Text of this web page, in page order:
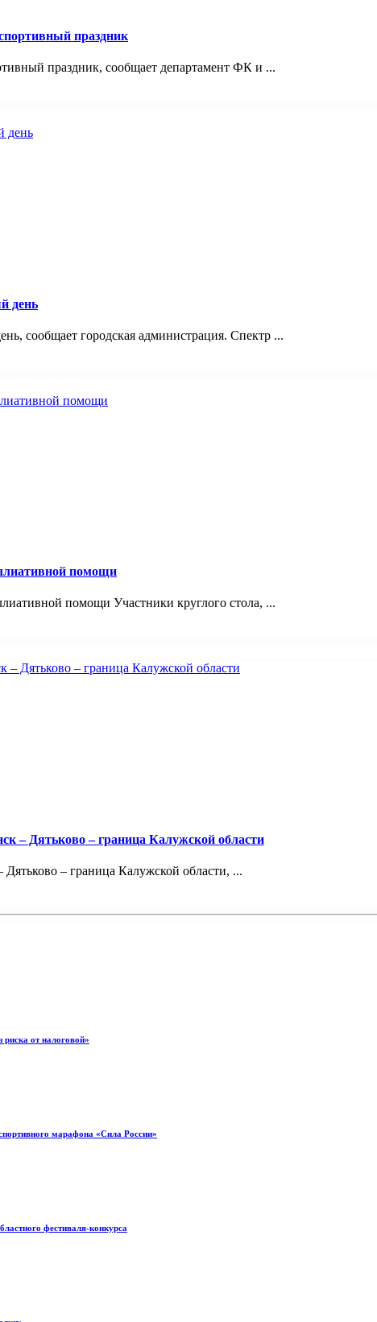
праздник
праздник, сообщает департамент ФК и ...
день
сообщает городская администрация. Спектр ...
помощи
помощи Участники круглого стола, ...
– Дятьково – граница Калужской области
– граница Калужской области, ...
от налоговой»
марафона «Сила России»
фестиваля-конкурса